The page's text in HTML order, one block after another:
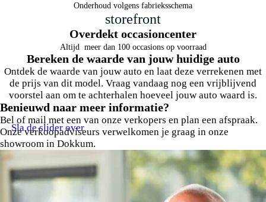
Onderhoud volgens fabrieksschema
storefront
Overdekt occasioncenter
Altijd meer dan 100 occasions op voorraad
Bereken de waarde van jouw huidige auto
Ontdek de waarde van jouw auto en laat deze verrekenen met
de prijs van dit model. Vraag vandaag nog een vrijblijvend
voorstel aan om te achterhalen hoeveel jouw auto waard is.
Benieuwd naar meer informatie?
Bel of mail met een van onze verkopers en plan een afspraak.
Onze verkoopadviseurs verwelkomen je graag in onze
showroom in Dokkum.
Sla de slider over